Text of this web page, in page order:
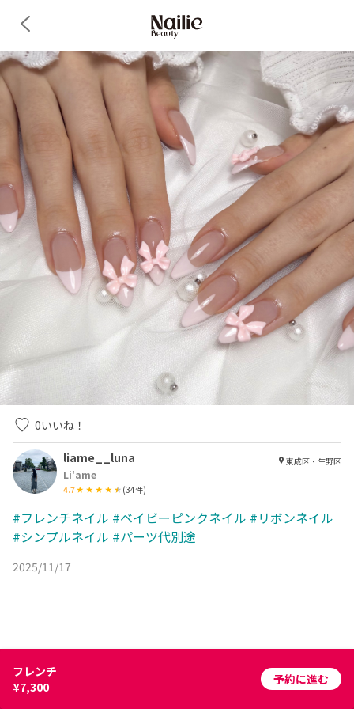
0いいね！
liame__luna
Li'ame
4.7 (34件)
東成区・生野区
#フレンチネイル #ベイビーピンクネイル #リボンネイル
#シンプルネイル #パーツ代別途
2025/11/17
フレンチ
¥7,300
予約に進む